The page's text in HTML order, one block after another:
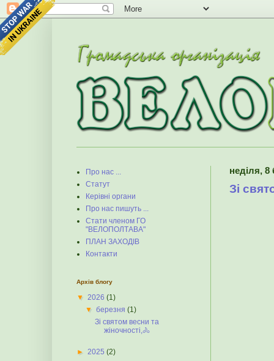
неділя, 8
Зі
Про нас ...
Статут
Керівні органи
Про нас пишуть ...
Стати членом ГО
"ВЕЛОПОЛТАВА"
ПЛАН ЗАХОДІВ
Контакти
Архів блогу
▼ 2026 (1)
▼березня(1)
Зі святом весни та
жіночності,🚴
► 2025 (2)